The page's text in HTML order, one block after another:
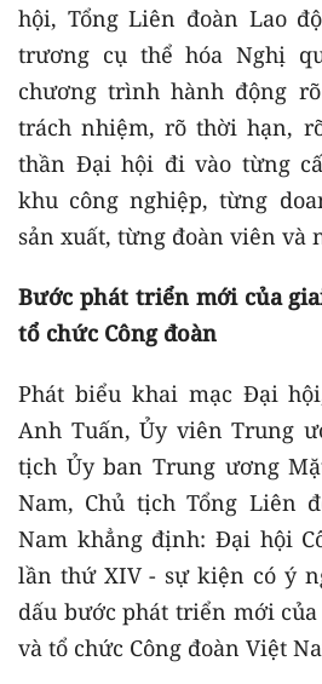
hội, Tổng Liên đoàn Lao
trương cụ thể hóa Nghị
chương trình hành động
trách nhiệm, rõ thời hạn,
thần Đại hội đi vào từng
khu công nghiệp, từng
sản xuất, từng đoàn viên và
Bước phát triển mới của
tổ chức Công đoàn
Phát biểu khai mạc Đại
Anh Tuấn, Ủy viên Trung
tịch Ủy ban Trung ương
Nam, Chủ tịch Tổng Liên
Nam khẳng định: Đại hội
lần thứ XIV - sự kiện có ý
dấu bước phát triển mới
và tổ chức Công đoàn Việt